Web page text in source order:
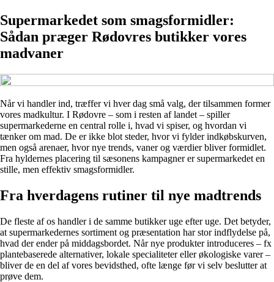
Supermarkedet som smagsformidler:
Sådan præger Rødovres butikker vores
madvaner
Når vi handler ind, træffer vi hver dag små valg, der tilsammen former
vores madkultur. I Rødovre – som i resten af landet – spiller
supermarkederne en central rolle i, hvad vi spiser, og hvordan vi
tænker om mad. De er ikke blot steder, hvor vi fylder indkøbskurven,
men også arenaer, hvor nye trends, vaner og værdier bliver formidlet.
Fra hyldernes placering til sæsonens kampagner er supermarkedet en
stille, men effektiv smagsformidler.
Fra hverdagens rutiner til nye madtrends
De fleste af os handler i de samme butikker uge efter uge. Det betyder,
at supermarkedernes sortiment og præsentation har stor indflydelse på,
hvad der ender på middagsbordet. Når nye produkter introduceres – fx
plantebaserede alternativer, lokale specialiteter eller økologiske varer –
bliver de en del af vores bevidsthed, ofte længe før vi selv beslutter at
prøve dem.